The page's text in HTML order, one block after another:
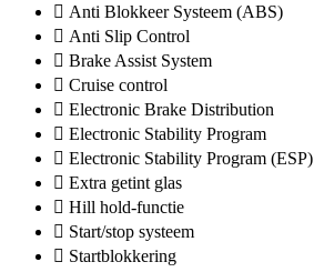
Anti Blokkeer Systeem (ABS)
Anti Slip Control
Brake Assist System
Cruise control
Electronic Brake Distribution
Electronic Stability Program
Electronic Stability Program (ESP)
Extra getint glas
Hill hold-functie
Start/stop systeem
Startblokkering